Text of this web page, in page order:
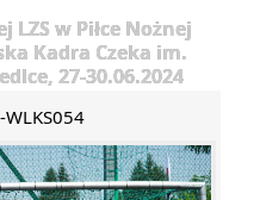
w Piłce Nożnej
Kadra Czeka im.
27-30.06.2024
WLKS054